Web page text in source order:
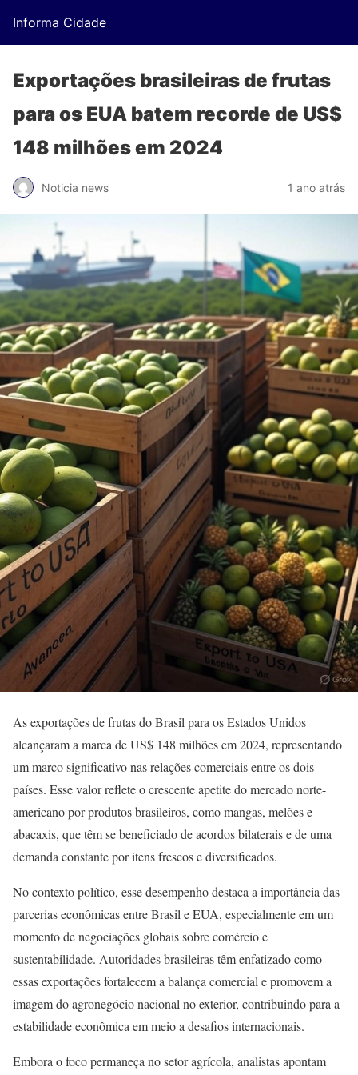
Informa Cidade
Exportações brasileiras de frutas
para os EUA batem recorde de US$
148 milhões em 2024
Noticia news 1 ano atrás
As exportações de frutas do Brasil para os Estados Unidos
alcançaram a marca de US$ 148 milhões em 2024, representando
um marco significativo nas relações comerciais entre os dois
países. Esse valor reflete o crescente apetite do mercado norte-
americano por produtos brasileiros, como mangas, melões e
abacaxis, que têm se beneficiado de acordos bilaterais e de uma
demanda constante por itens frescos e diversificados.
No contexto político, esse desempenho destaca a importância das
parcerias econômicas entre Brasil e EUA, especialmente em um
momento de negociações globais sobre comércio e
sustentabilidade. Autoridades brasileiras têm enfatizado como
essas exportações fortalecem a balança comercial e promovem a
imagem do agronegócio nacional no exterior, contribuindo para a
estabilidade econômica em meio a desafios internacionais.
Embora o foco permaneça no setor agrícola, analistas apontam